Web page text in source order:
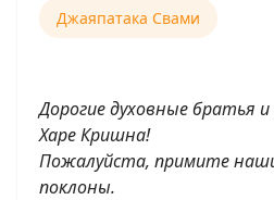
Джаяпатака Свами
Дорогие духовные братья
Харе Кришна!
Пожалуйста, примите
поклоны.